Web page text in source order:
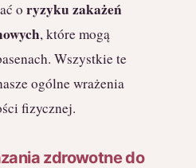
o ryzyku zakażeń
, które mogą
Wszystkie te
ogólne wrażenia
fizycznej.
zdrowotne do